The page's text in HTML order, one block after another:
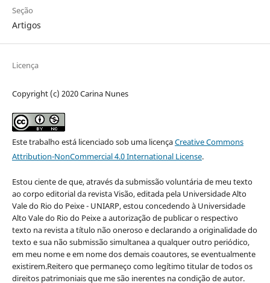
Seção
Artigos
Licença
Copyright (c) 2020 Carina Nunes
Este trabalho está licenciado sob uma licençaCreative Commons
Attribution-NonCommercial 4.0 International License.
Estou ciente de que, através da submissão voluntária de meu texto
ao corpo editorial da revista Visão, editada pela Universidade Alto
Vale do Rio do Peixe - UNIARP, estou concedendo à Universidade
Alto Vale do Rio do Peixe a autorização de publicar o respectivo
texto na revista a título não oneroso e declarando a originalidade do
texto e sua não submissão simultanea a qualquer outro periódico,
em meu nome e em nome dos demais coautores, se eventualmente
existirem.Reitero que permaneço como legítimo titular de todos os
direitos patrimoniais que me são inerentes na condição de autor.